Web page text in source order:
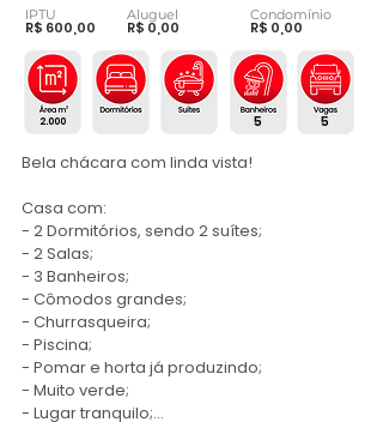
IPTU
R$ 600,00
Aluguel
R$ 0,00
Condomínio
R$ 0,00
5 5
2.000
Bela chácara com linda vista!
Casa com:
- 2 Dormitórios, sendo 2 suítes;
- 2 Salas;
- 3 Banheiros;
- Cômodos grandes;
- Churrasqueira;
- Piscina;
- Pomar e horta já produzindo;
- Muito verde;
- Lugar tranquilo;